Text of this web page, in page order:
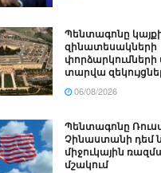
Պենտագոնը
զինատեսակների
փորձարկումների
տարվա
06/08/2026
Պենտագոնը
Չինաստանի դեմ
միջուկային
մշակում